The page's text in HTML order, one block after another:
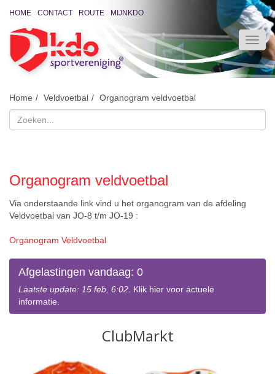
HOME CONTACT ROUTE MIJNKDO
Home Veldvoetbal Organogram veldvoetbal
Organogram veldvoetbal
Via onderstaande link vind u het organogram van de afdeling
Veldvoetbal van JO-8 t/m JO-19 :
Organogram Veldvoetbal
Afgelastingen vandaag: 0
Laatste update: 15 feb, 6:02. Klik hier voor actuele
informatie.